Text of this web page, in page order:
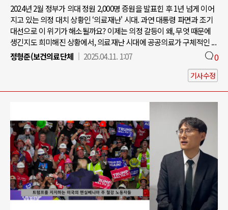
2024년 2월 정부가 의대 정원 2,000명 증원을 발표힌 후 1년 넘게 이어
지고 있는 의정 대치 상황인 ‘의료재난' 시대. 과연 대통령 파면과 조기
대선으로 이 위기가 해소될까요? 이제는 의정 갈등이 왜, 무엇 때문에
생긴지도 희미해진 상황에서, 의료재난 시대에 공공의료가 구체적인 ...
정형준(보건의료단체
2025.04.11. 1:07 0
기사수정